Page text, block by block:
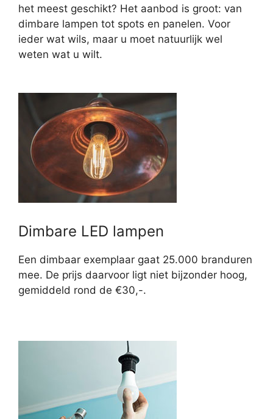
het meest geschikt? Het aanbod is groot: van
dimbare lampen tot spots en panelen. Voor
ieder wat wils, maar u moet natuurlijk wel
weten wat u wilt.
Dimbare LED lampen
Een dimbaar exemplaar gaat 25.000 branduren
mee. De prijs daarvoor ligt niet bijzonder hoog,
gemiddeld rond de €30,-.